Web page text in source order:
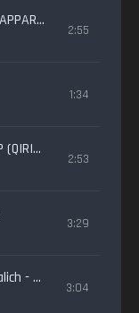
SEYRAN 7'62 ve FATMA CAPPAR - OL (special for DEV)
2:55
1:34
Seyran 7'62 - AREKET YAP (QIRIM BANG)
2:53
3:29
Asiye Saale & Nariman Balich - Mesafe
3:04